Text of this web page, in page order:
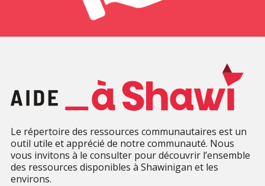
Le répertoire des ressources communautaires est un
outil utile et apprécié de notre communauté. Nous
vous invitons à le consulter pour découvrir l’ensemble
des ressources disponibles à Shawinigan et les
environs.